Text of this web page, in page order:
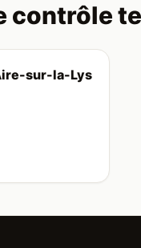
contrôle
sur-la-Lys